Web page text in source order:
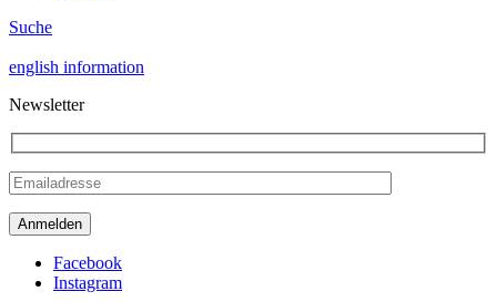
Suche
english information
Newsletter
Facebook
Instagram